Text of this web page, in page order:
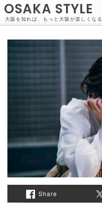
OSAKA STYLE
大阪を知れば、もっと大阪が楽しくなる
Share